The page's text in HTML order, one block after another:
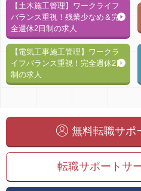
【土木施工管理】ワークライフ
バランス重視！残業少なめ＆完
全週休2日制の求人
【電気工事施工管理】ワークラ
イフバランス重視！完全週休2日
制の求人
無料転職サポ
転職サポートサ